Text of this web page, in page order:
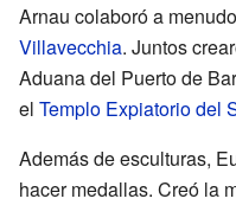
Arnau colaboró a
Villavecchia. Juntos
Aduana del Puerto de
el Templo Expiatorio del
Además de esculturas,
hacer medallas. Creó la